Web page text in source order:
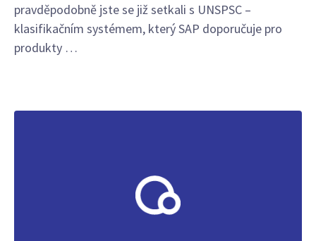
pravděpodobně jste se již setkali s UNSPSC –
klasifikačním systémem, který SAP doporučuje pro
produkty …